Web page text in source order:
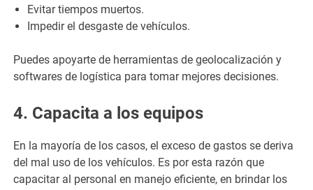
Evitar tiempos muertos.
Impedir el desgaste de vehículos.
Puedes apoyarte de herramientas de geolocalización y
softwares de logística para tomar mejores decisiones.
4. Capacita a los equipos
En la mayoría de los casos, el exceso de gastos se deriva
del mal uso de los vehículos. Es por esta razón que
capacitar al personal en manejo eficiente, en brindar los